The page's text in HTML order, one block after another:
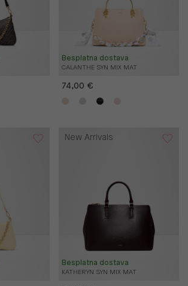
CALANTHE SYN MIX MAT
Besplatna dostava
74,00 €
KATHERYN SYN MIX MAT
Besplatna dostava
New Arrivals